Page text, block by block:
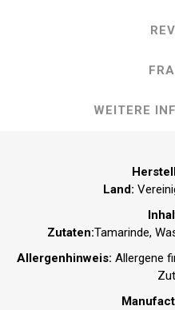
WEITERE
Land:
Zutaten:Tamarinde,
Allergenhinweis: Allergene